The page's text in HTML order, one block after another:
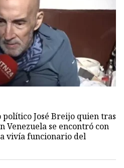
José Breijo quien tras
Venezuela se encontró con
vivía funcionario del